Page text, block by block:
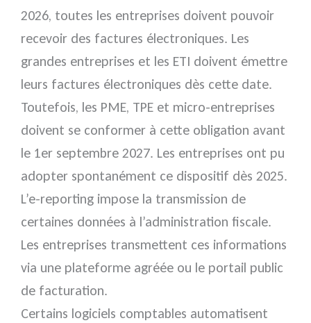
2026, toutes les entreprises doivent pouvoir
recevoir des factures électroniques. Les
grandes entreprises et les ETI doivent émettre
leurs factures électroniques dès cette date.
Toutefois, les PME, TPE et micro-entreprises
doivent se conformer à cette obligation avant
le 1er septembre 2027. Les entreprises ont pu
adopter spontanément ce dispositif dès 2025.
L’e-reporting impose la transmission de
certaines données à l’administration fiscale.
Les entreprises transmettent ces informations
via une plateforme agréée ou le portail public
de facturation.
Certains logiciels comptables automatisent